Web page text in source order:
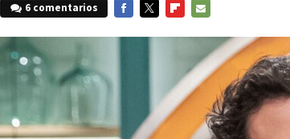
6 comentarios